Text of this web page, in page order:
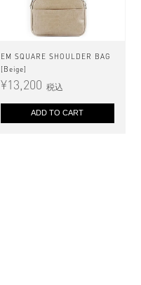
EM SQUARE SHOULDER BAG
[Beige]
¥13,200 税込
ADD TO CART